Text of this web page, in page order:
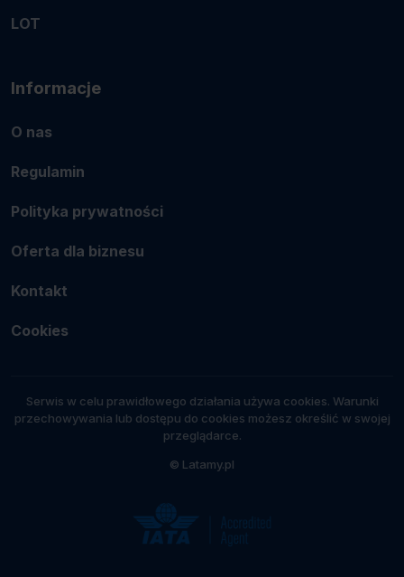
LOT
Informacje
O nas
Regulamin
Polityka prywatności
Oferta dla biznesu
Kontakt
Cookies
Serwis w celu prawidłowego działania używa cookies. Warunki
przechowywania lub dostępu do cookies możesz określić w swojej
przeglądarce.
© Latamy.pl